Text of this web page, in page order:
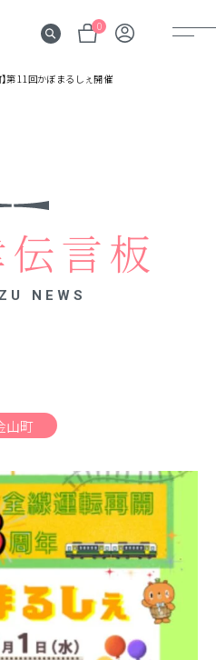
0
】第11回かぼまるしぇ開催
言板
NEWS
山町